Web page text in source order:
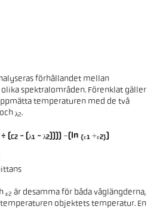
förhållandet mellan
spektralområden. Förenklat gäller
temperaturen med de två
och λ2.
(C2- (λ1 - λ2))))-(ln {ε1 ÷ε2})
ε2 är desamma för båda våglängderna,
objektets temperatur. En